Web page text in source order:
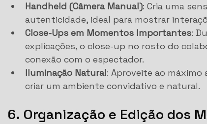
Handheld (Câmera Manual): Cria uma
autenticidade, ideal para mostrar
Close-Ups em Momentos Importantes:
explicações, o close-up no rosto do
conexão com o espectador.
Iluminação Natural: Aproveite ao
criar um ambiente convidativo e natural.
6. Organização e Edição dos